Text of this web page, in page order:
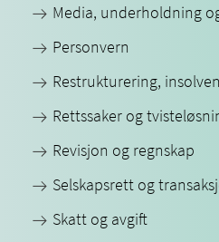
Media, underholdning
Personvern
Restrukturering,
Rettssaker og
Revisjon og regnskap
Selskapsrett og
Skatt og avgift